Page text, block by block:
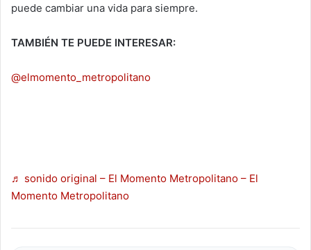
puede cambiar una vida para siempre.
TAMBIÉN TE PUEDE INTERESAR:
@elmomento_metropolitano
♬ sonido original – El Momento Metropolitano – El
Momento Metropolitano